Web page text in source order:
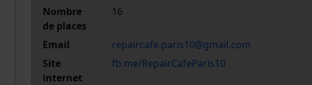
Nombre
de places
16
Email
repaircafe.paris10@gmail.com
Site
internet
fb.me/RepairCafeParis10